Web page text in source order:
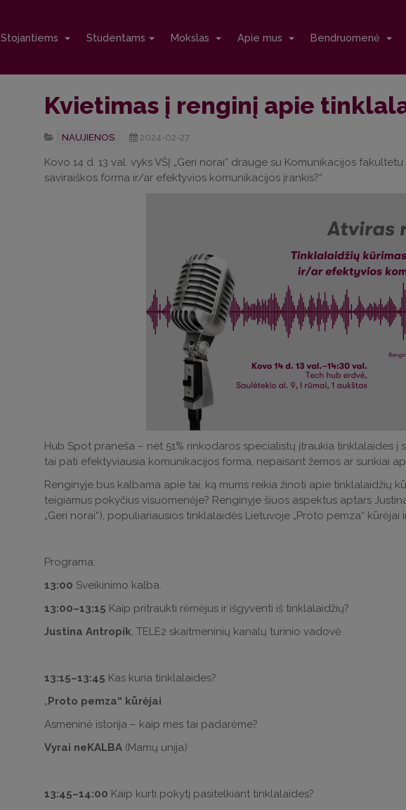
Stojantiems Studentams Mokslas Apie mus Bendruomenė
Kvietimas į renginį apie
NAUJIENOS 2024-02-27
Kovo 14 d. 13 val. vyks VŠĮ „Geri norai“ drauge su Komunikacijos
saviraiškos forma ir/ar efektyvios komunikacijos įrankis?“.
Hub Spot praneša – net 51% rinkodaros specialistų įtraukia tinklalaides
tai pati efektyviausia komunikacijos forma, nepaisant žemos ar sunkiai
Renginyje bus kalbama apie tai, ką mums reikia žinoti apie tinklalaidžių
teigiamus pokyčius visuomenėje? Renginyje šiuos aspektus aptars
„Geri norai“), populiariausios tinklalaidės Lietuvoje „Proto pemza“
Programa:
13:00 Sveikinimo kalba.
13:00–­13:15 Kaip pritraukti rėmėjus ir išgyventi iš tinklalaidžių?
Justina Antropik, TELE2 skaitmeninių kanalų turinio vadovė
13:15–­13:45 Kas kuria tinklalaides?
„Proto pemza“ kūrėjai
Asmeninė istorija – kaip mes tai padarėme?
Vyrai neKALBA(Mamų unija)
13:45–­14:00 Kaip kurti pokytį pasitelkiant tinklalaides?